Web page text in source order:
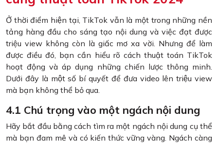
Ở thời điểm hiện tại, TikTok vẫn là một trong những nền
tảng hàng đầu cho sáng tạo nội dung và việc đạt được
triệu view không còn là giấc mơ xa vời. Nhưng để làm
được điều đó, bạn cần hiểu rõ cách thuật toán TikTok
hoạt động và áp dụng những chiến lược thông minh.
Dưới đây là một số bí quyết để đưa video lên triệu view
mà bạn không thể bỏ qua.
4.1 Chú trọng vào một ngách nội dung
Hãy bắt đầu bằng cách tìm ra một ngách nội dung cụ thể
mà bạn đam mê và có kiến thức vững vàng. Ngách càng